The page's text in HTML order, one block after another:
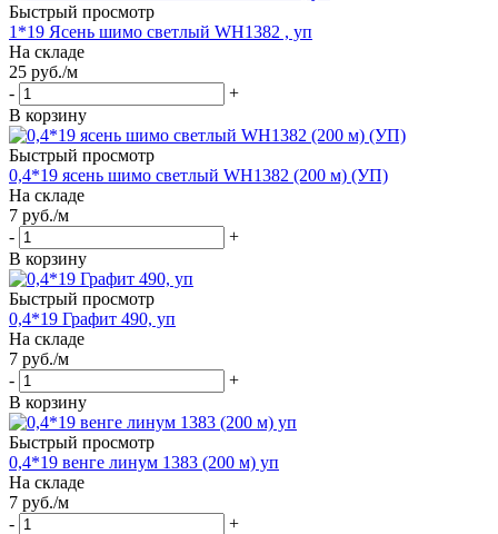
Быстрый просмотр
1*19 Ясень шимо светлый WH1382 , уп
На складе
25 руб./м
-
+
В корзину
Быстрый просмотр
0,4*19 ясень шимо светлый WH1382 (200 м) (УП)
На складе
7 руб./м
-
+
В корзину
Быстрый просмотр
0,4*19 Графит 490, уп
На складе
7 руб./м
-
+
В корзину
Быстрый просмотр
0,4*19 венге линум 1383 (200 м) уп
На складе
7 руб./м
-
+